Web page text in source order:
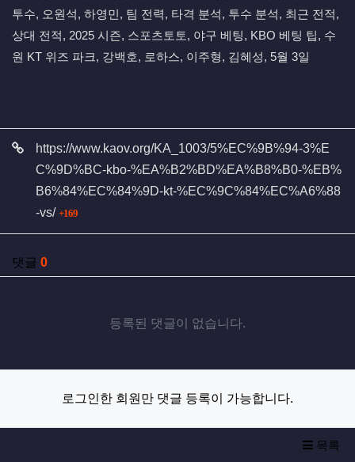
투수, 오원석, 하영민, 팀 전력, 타격 분석, 투수 분석, 최근 전적,
상대 전적, 2025 시즌, 스포츠토토, 야구 베팅, KBO 베팅 팁, 수
원 KT 위즈 파크, 강백호, 로하스, 이주형, 김혜성, 5월 3일
관련자료https://www.kaov.org/KA_1003/5%EC%9B%94-3%E
C%9D%BC-kbo-%EA%B2%BD%EA%B8%B0-%EB%
B6%84%EC%84%9D-kt-%EC%9C%84%EC%A6%88
-vs/
169회 연결
댓글 0
등록된 댓글이 없습니다.
로그인한 회원만 댓글 등록이 가능합니다.
목록